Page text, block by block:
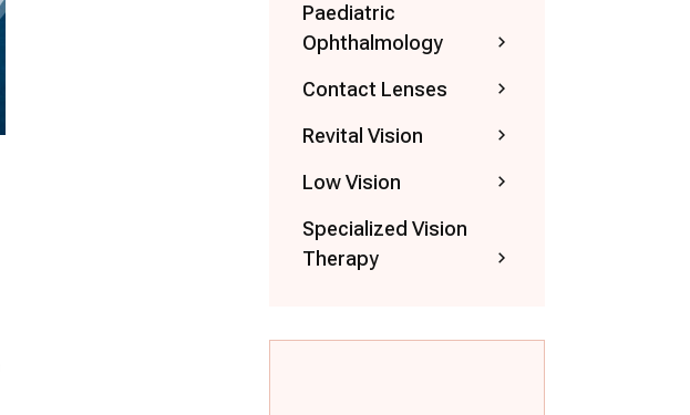
Paediatric
Ophthalmology
Contact Lenses
Revital Vision
Low Vision
Specialized Vision
Therapy